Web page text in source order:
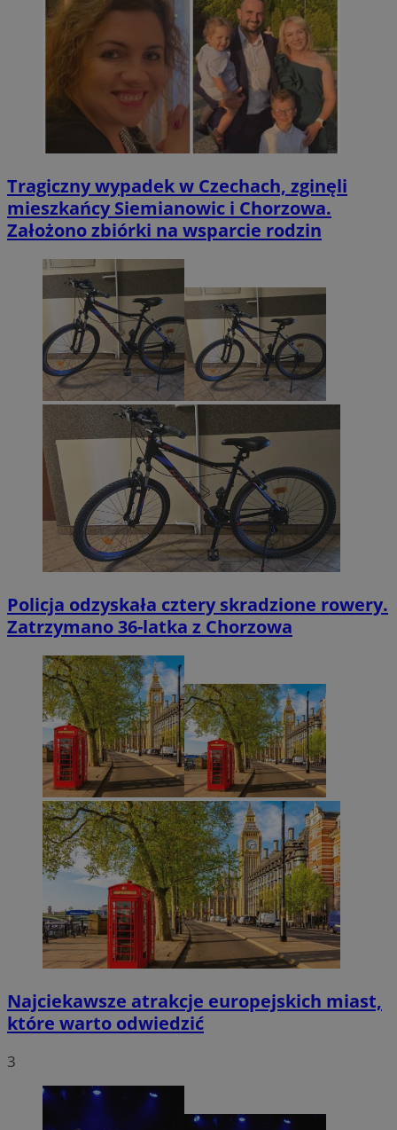
Tragiczny wypadek w Czechach, zginęli
mieszkańcy Siemianowic i Chorzowa.
Założono zbiórki na wsparcie rodzin
Policja odzyskała cztery skradzione rowery.
Zatrzymano 36-latka z Chorzowa
Najciekawsze atrakcje europejskich miast,
które warto odwiedzić
3